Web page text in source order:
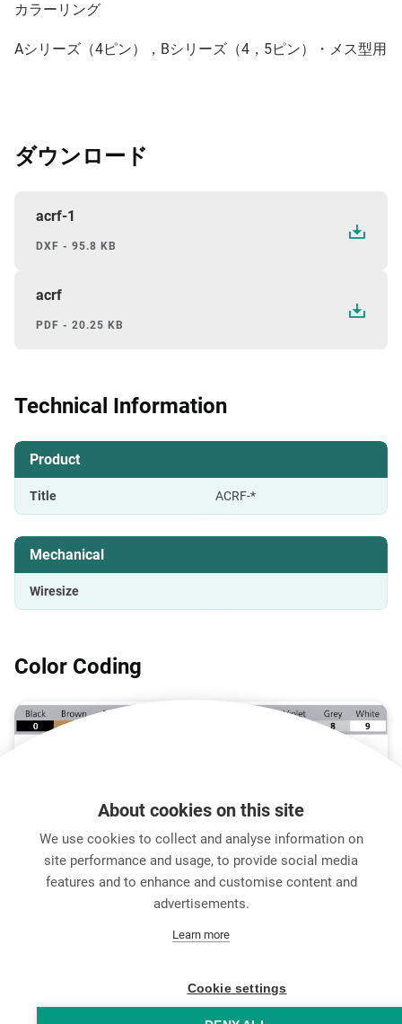
カラーリング
Aシリーズ（4ピン），Bシリーズ（4，5ピン）・メス型用
ダウンロード
acrf-1
DXF - 95.8 KB
acrf
PDF - 20.25 KB
Technical Information
Product
Title ACRF-*
Mechanical
Wiresize
Color Coding
ダウンロード 技術情報
お問い合わせ
Legal Notice
Hintbox
About cookies on this site
We use cookies to collect and analyse information on
site performance and usage, to provide social media
features and to enhance and customise content and
advertisements.
Learn more
Cookie settings